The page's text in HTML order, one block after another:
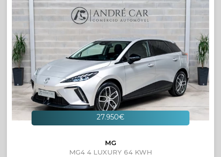
27.950€
MG
MG4 4 LUXURY 64 KWH